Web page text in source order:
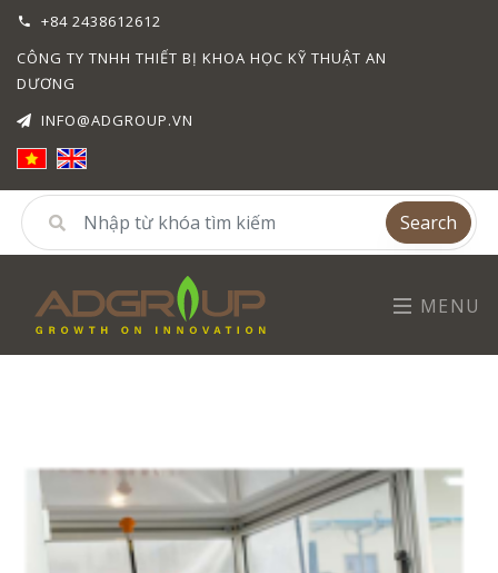
+84 2438612612
CÔNG TY TNHH THIẾT BỊ KHOA HỌC KỸ THUẬT AN
DƯƠNG
INFO@ADGROUP.VN
Search
MENU